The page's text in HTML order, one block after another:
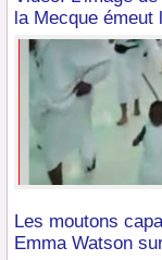
la Mecque émeut
Les moutons
Emma Watson